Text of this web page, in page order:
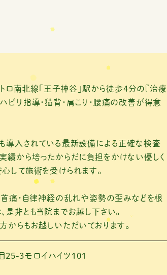
子神谷」駅から徒歩4分の『治療
ビリ指導・猫背・肩こり・腰痛の改善が得意
導入されている最新設備による正確な検査
績から培ったからだに負担をかけない優しく
して施術を受けられます。
首痛・自律神経の乱れや姿勢の歪みなどを根
是非とも当院までお越し下さい。
らもお越しいただいております。
25-3モロイハイツ101